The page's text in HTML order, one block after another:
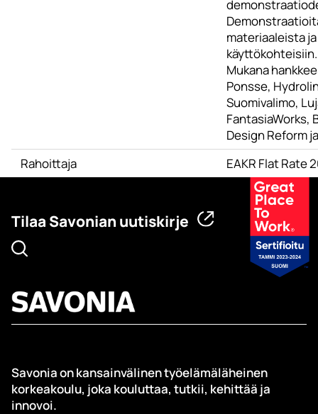
materiaaleista
käyttökohteisiin.
Mukana
Ponsse,
Suomivalimo,
FantasiaWorks,
Design Reform
Rahoittaja
EAKR Flat Rate
Tilaa Savonian uutiskirje
Savonia on kansainvälinen työelämäläheinen
korkeakoulu, joka kouluttaa, tutkii, kehittää ja
innovoi.